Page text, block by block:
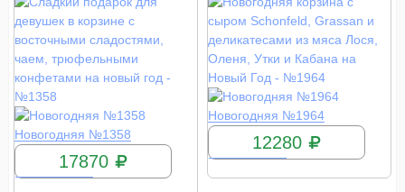
Новогодняя №1358
КУПИТЬ
17870
Новогодняя №1964
КУПИТЬ
12280